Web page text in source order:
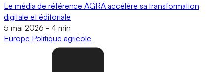
Le média de référence AGRA accélère sa transformation
digitale et éditoriale
5 mai 2026 - 4 min
Europe Politique agricole